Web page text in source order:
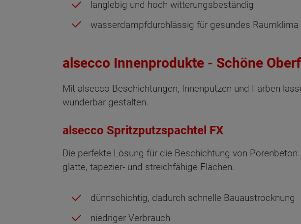
langlebig und hoch witterungsbeständig
wasserdampfdurchlässig für gesundes Raumklima
alsecco Innenprodukte - Schöne
Mit alsecco Beschichtungen, Innenputzen und Farben
wunderbar gestalten.
alsecco Spritzputzspachtel FX
Die perfekte Lösung für die Beschichtung von
glatte, tapezier- und streichfähige Flächen.
dünnschichtig, dadurch schnelle Bauaustrocknung
niedriger Verbrauch
Wonach möchten Sie